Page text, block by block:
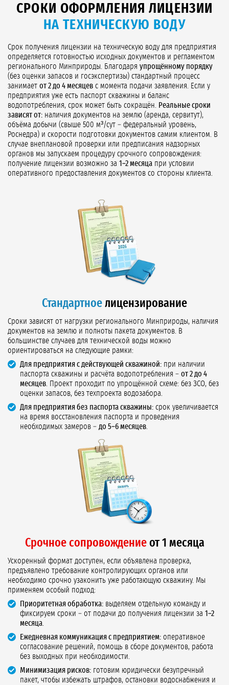
СРОКИ ОФОРМЛЕНИЯ ЛИЦЕНЗИИ
НА ТЕХНИЧЕСКУЮ ВОДУ
Срок получения лицензии на техническую воду для предприятия
определяется готовностью исходных документов и регламентом
регионального Минприроды. Благодаря упрощённому порядку
(без оценки запасов и госэкспертизы) стандартный процесс
занимает от 2 до 4 месяцев с момента подачи заявления. Если у
предприятия уже есть паспорт скважины и баланс
водопотребления, срок может быть сокращён.
Реальные сроки
зависят от: наличия документов на землю (аренда, сервитут),
объёма добычи (свыше 500 м³/сут – федеральный уровень,
Роснедра) и скорости подготовки документов самим клиентом. В
случае внеплановой проверки или предписания надзорных
органов мы запускаем процедуру срочного сопровождения:
получение лицензии возможно за 1–2 месяца при условии
оперативного предоставления документов со стороны клиента.
Стандартное лицензирование
Сроки зависят от нагрузки регионального Минприроды, наличия
документов на землю и полноты пакета документов. В
большинстве случаев для технической воды можно
ориентироваться на следующие рамки:
Для предприятия с действующей скважиной: при наличии
паспорта скважины и расчёта водопотребления – от 2 до 4
месяцев . Проект проходит по упрощённой схеме: без ЗСО, без
оценки запасов, без техпроекта водозабора.
Для предприятия без паспорта скважины: срок увеличивается
на время восстановления паспорта и проведения
необходимых замеров – до 5–6 месяцев
Срочное сопровождениеот 1 месяца
Ускоренный формат доступен, если объявлена проверка,
предъявлено требование контролирующих органов или
необходимо срочно узаконить уже работающую скважину. Мы
применяем особый подход:
Приоритетная обработка: выделяем отдельную команду и
фиксируем сроки – от подачи до получения лицензии за 1–2
месяца
Ежедневная коммуникация с предприятием: оперативное
согласование решений, помощь в сборе документов, работа
без выходных при необходимости.
Минимизация рисков: готовим юридически безупречный
пакет, чтобы избежать штрафов, остановки водоснабжения и